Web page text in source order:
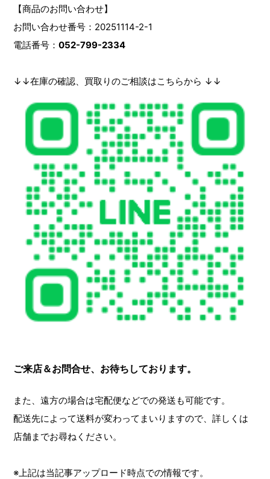
【商品のお問い合わせ】
お問い合わせ番号：20251114-2-1
電話番号：052-799-2334
↓↓在庫の確認、買取りのご相談はこちらから ↓↓
ご来店＆お問合せ、お待ちしております。
また、遠方の場合は宅配便などでの発送も可能です。
配送先によって送料が変わってまいりますので、詳しくは
店舗までお尋ねください。
※上記は当記事アップロード時点での情報です。